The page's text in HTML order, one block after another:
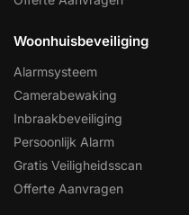
Woonhuisbeveiliging
Alarmsysteem
Camerabewaking
Inbraakbeveiliging
Persoonlijk Alarm
Gratis Veiligheidsscan
Offerte Aanvragen